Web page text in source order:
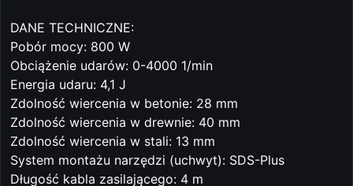
DANE TECHNICZNE:
Pobór mocy: 800 W
Obciążenie udarów: 0-4000 1/min
Energia udaru: 4,1 J
Zdolność wiercenia w betonie: 28 mm
Zdolność wiercenia w drewnie: 40 mm
Zdolność wiercenia w stali: 13 mm
System montażu narzędzi (uchwyt): SDS-Plus
Długość kabla zasilającego: 4 m